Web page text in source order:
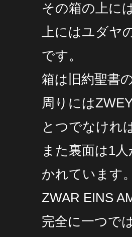
その箱の上に
上にはユダヤ
です。
箱は旧約聖書
周りには
とつでなけれ
また裏面は1
かれています
ZWAR EINS
完全に一つで